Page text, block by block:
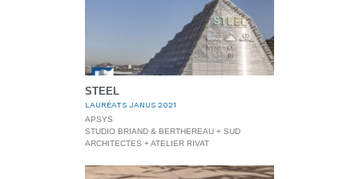
STEEL
LAURÉATS JANUS 2021
APSYS
STUDIO BRIAND & BERTHEREAU + SUD
ARCHITECTES + ATELIER RIVAT